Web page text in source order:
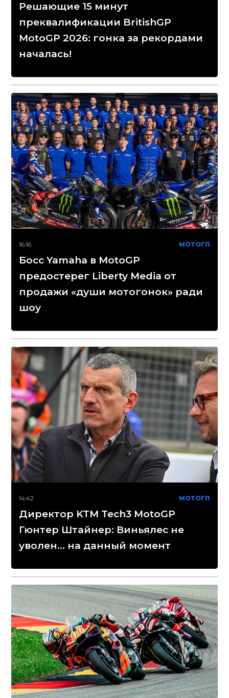
Решающие 15 минут
преквалификации BritishGP
MotoGP 2026: гонка за рекордами
началась!
16:16 МОТОГП
Босс Yamaha в MotoGP
предостерег Liberty Media от
продажи «души мотогонок» ради
шоу
14:42 МОТОГП
Директор KTM Tech3 MotoGP
Гюнтер Штайнер: Виньялес не
уволен... на данный момент